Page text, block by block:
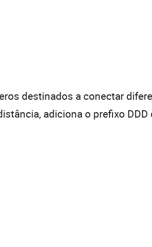
destinados a conectar
adiciona o prefixo